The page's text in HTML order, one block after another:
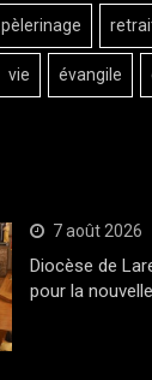
pèlerinage
vie évangile
7 août 2026
Diocèse de
pour la